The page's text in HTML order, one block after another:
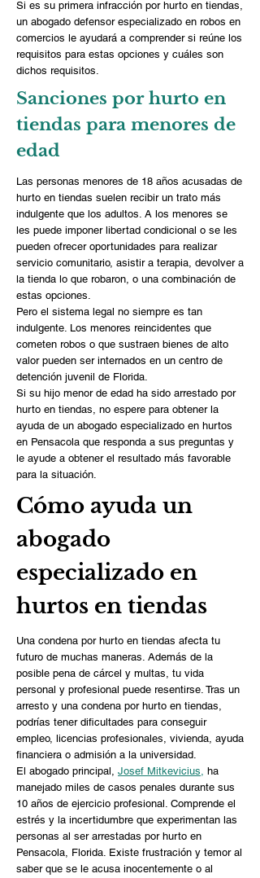
Si es su primera infracción por hurto en tiendas,
un abogado defensor especializado en robos en
comercios le ayudará a comprender si reúne los
requisitos para estas opciones y cuáles son
dichos requisitos.
Sanciones por hurto en
tiendas para menores de
edad
Las personas menores de 18 años acusadas de
hurto en tiendas suelen recibir un trato más
indulgente que los adultos. A los menores se
les puede imponer libertad condicional o se les
pueden ofrecer oportunidades para realizar
servicio comunitario, asistir a terapia, devolver a
la tienda lo que robaron, o una combinación de
estas opciones.
Pero el sistema legal no siempre es tan
indulgente. Los menores reincidentes que
cometen robos o que sustraen bienes de alto
valor pueden ser internados en un centro de
detención juvenil de Florida.
Si su hijo menor de edad ha sido arrestado por
hurto en tiendas, no espere para obtener la
ayuda de un abogado especializado en hurtos
en Pensacola que responda a sus preguntas y
le ayude a obtener el resultado más favorable
para la situación.
Cómo ayuda un
abogado
especializado en
hurtos en tiendas
Una condena por hurto en tiendas afecta tu
futuro de muchas maneras. Además de la
posible pena de cárcel y multas, tu vida
personal y profesional puede resentirse. Tras un
arresto y una condena por hurto en tiendas,
podrías tener dificultades para conseguir
empleo, licencias profesionales, vivienda, ayuda
financiera o admisión a la universidad.
El abogado principal, Josef Mitkevicius, ha
manejado miles de casos penales durante sus
10 años de ejercicio profesional. Comprende el
estrés y la incertidumbre que experimentan las
personas al ser arrestadas por hurto en
Pensacola, Florida. Existe frustración y temor al
saber que se le acusa inocentemente o al